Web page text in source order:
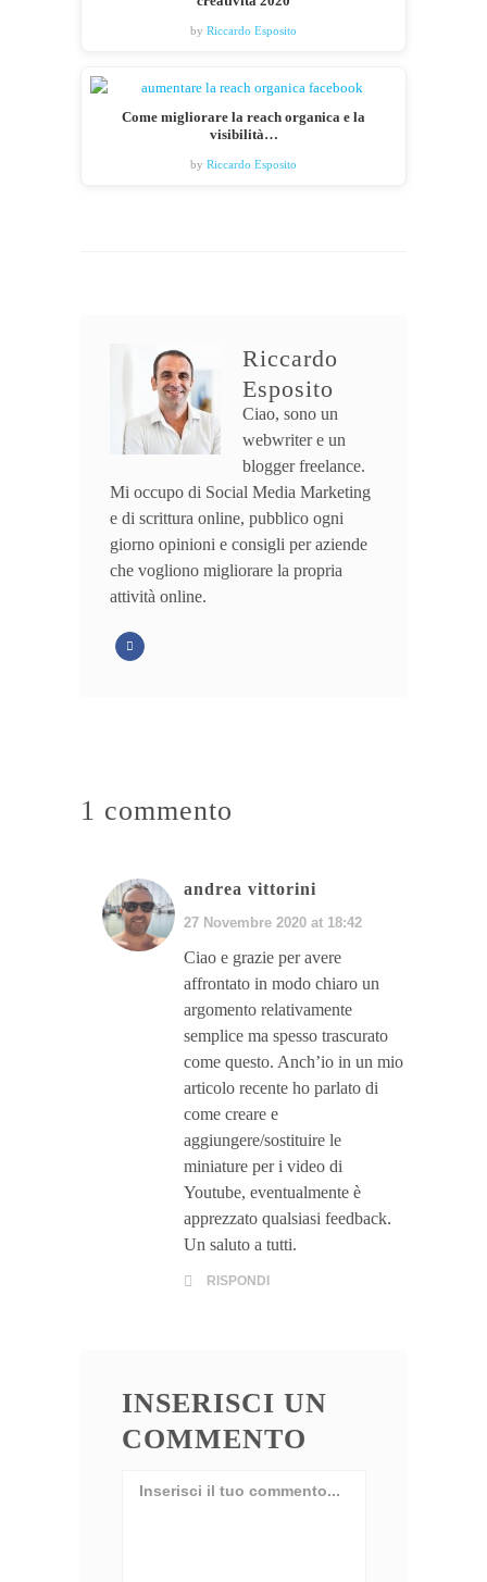
by Riccardo Esposito
Come migliorare la reach organica e la
visibilità…
by Riccardo Esposito
Riccardo
Esposito
Ciao, sono un
webwriter e un
blogger freelance.
Mi occupo di Social Media Marketing
e di scrittura online, pubblico ogni
giorno opinioni e consigli per aziende
che vogliono migliorare la propria
attività online.
1 commento
andrea vittorini
27 Novembre 2020 at 18:42
Ciao e grazie per avere
affrontato in modo chiaro un
argomento relativamente
semplice ma spesso trascurato
come questo. Anch’io in un mio
articolo recente ho parlato di
come creare e
aggiungere/sostituire le
miniature per i video di
Youtube, eventualmente è
apprezzato qualsiasi feedback.
Un saluto a tutti.
RISPONDI
INSERISCI UN
COMMENTO